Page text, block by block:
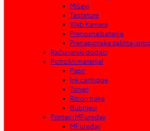
Miševi
Tastature
Web Kamere
Prenosne baterije
Prenaponska zaštita i
Računarski dodaci
Potrošni materijal
Papir
Ink cartridge
Toneri
Ribon trake
Bubnjevi
Printeri i MF uređaji
MF uređaji